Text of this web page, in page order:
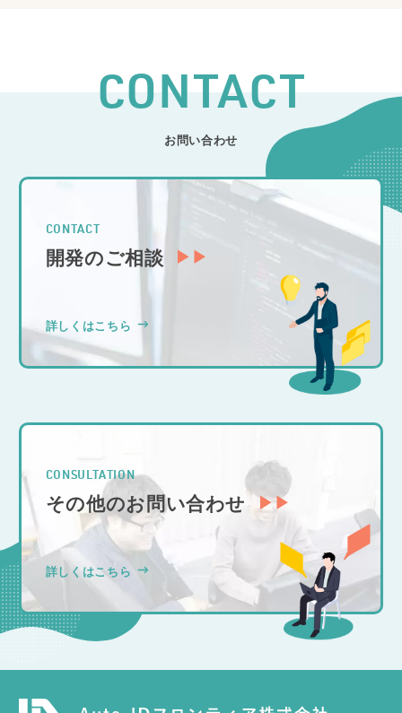
CONTACT
お問い合わせ
CONTACT
開発のご相談
詳しくはこちら
CONSULTATION
その他のお問い合わせ
詳しくはこちら